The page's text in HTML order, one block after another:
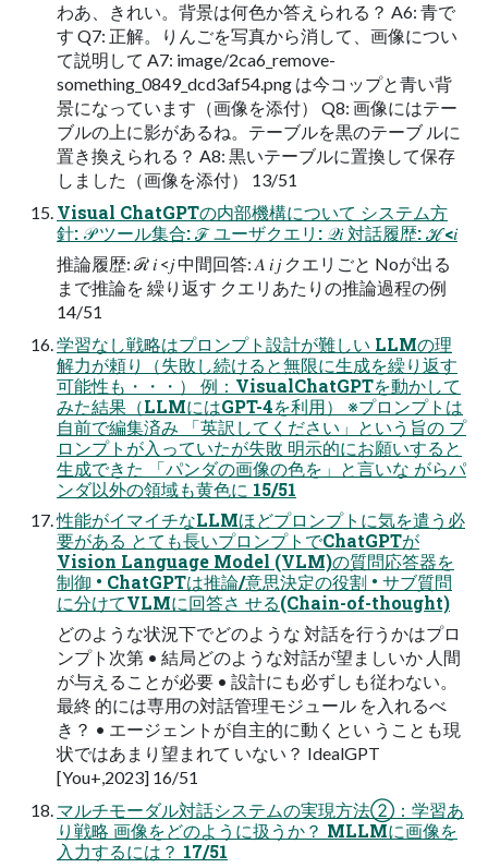
わあ、きれい。背景は何色か答えられる？ A6: 青で
す Q7: 正解。りんごを写真から消して、画像につい
て説明して A7: image/2ca6_remove-
something_0849_dcd3af54.png は今コップと青い背
景になっています（画像を添付） Q8: 画像にはテー
ブルの上に影があるね。テーブルを黒のテーブ ルに
置き換えられる？ A8: 黒いテーブルに置換して保存
しました（画像を添付） 13/51
Visual ChatGPTの内部機構について システム方
針: 𝒫 ツール集合: ℱ ユーザクエリ: 𝒬𝑖 対話履歴: ℋ<𝑖
推論履歴: ℛ 𝑖 <𝑗 中間回答: 𝐴 𝑖 𝑗 クエリごと Noが出る
まで推論を 繰り返す クエリあたりの推論過程の例
14/51
学習なし戦略はプロンプト設計が難しい LLMの理
解力が頼り（失敗し続けると無限に生成を繰り返す
可能性も・・・） 例：VisualChatGPTを動かして
みた結果（LLMにはGPT-4を利用） ※プロンプトは
自前で編集済み 「英訳してください」という旨の プ
ロンプトが入っていたが失敗 明示的にお願いすると
生成できた 「パンダの画像の色を」と言いな がらパ
ンダ以外の領域も黄色に 15/51
性能がイマイチなLLMほどプロンプトに気を遣う必
要がある とても長いプロンプトでChatGPTが
Vision Language Model (VLM)の質問応答器を
制御 • ChatGPTは推論/意思決定の役割 • サブ質問
に分けてVLMに回答さ せる(Chain-of-thought)
どのような状況下でどのような 対話を行うかはプロ
ンプト次第 • 結局どのような対話が望ましいか 人間
が与えることが必要 • 設計にも必ずしも従わない。
最終 的には専用の対話管理モジュール を入れるべ
き？ • エージェントが自主的に動くとい うことも現
状ではあまり望まれて いない？ IdealGPT
[You+,2023] 16/51
マルチモーダル対話システムの実現方法②：学習あ
り戦略 画像をどのように扱うか？ MLLMに画像を
入力するには？ 17/51